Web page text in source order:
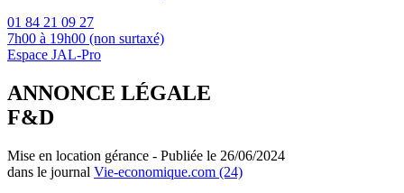
01 84 21 09 27
7h00 à 19h00 (non surtaxé)
Espace JAL-Pro
ANNONCE LÉGALE
F&D
Mise en location gérance - Publiée le 26/06/2024
dans le journal Vie-economique.com (24)